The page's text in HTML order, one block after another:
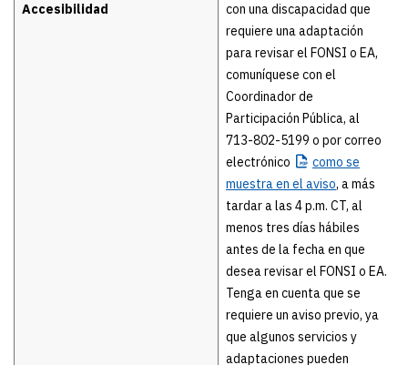
Accesibilidad
con una discapacidad que
requiere una adaptación
para revisar el FONSI o EA,
comuníquese con el
Coordinador de
Participación Pública, al
713-802-5199 o por correo
electrónico
como se
muestra en el aviso, a más
tardar a las 4 p.m. CT, al
menos tres días hábiles
antes de la fecha en que
desea revisar el FONSI o EA.
Tenga en cuenta que se
requiere un aviso previo, ya
que algunos servicios y
adaptaciones pueden